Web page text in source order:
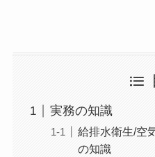
実務の知識
給排水衛生/空
の知識